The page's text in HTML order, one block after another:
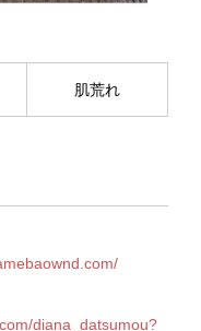
肌荒れ
diana_datsumou?